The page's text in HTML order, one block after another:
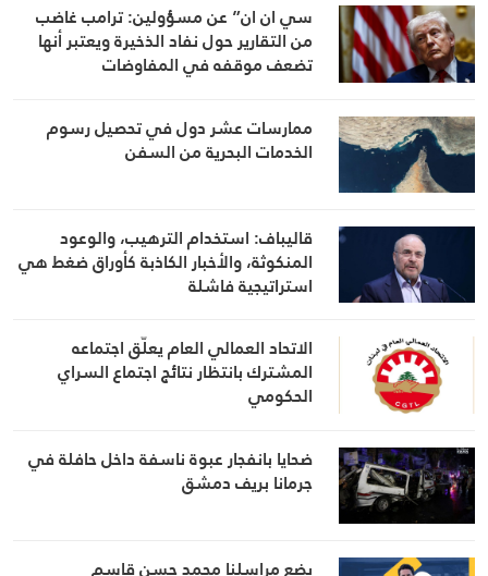
سي ان ان” عن مسؤولين: ترامب غاضب
من التقارير حول نفاد الذخيرة ويعتبر أنها
تضعف موقفه في المفاوضات
ممارسات عشر دول في تحصيل رسوم
الخدمات البحرية من السفن
قاليباف: استخدام الترهيب، والوعود
المنكوثة، والأخبار الكاذبة كأوراق ضغط هي
استراتيجية فاشلة
الاتحاد العمالي العام يعلّق اجتماعه
المشترك بانتظار نتائج اجتماع السراي
الحكومي
ضحايا بانفجار عبوة ناسفة داخل حافلة في
جرمانا بريف دمشق
يضع مراسلنا محمد حسن قاسم